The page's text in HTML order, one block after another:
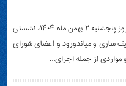
به گزارش روابط عمومی دفتر ارتباط مردمی، روز پنجشنبه ۲ بهمن ماه ۱۴۰۴، نشستی
ساری و میاندورود و اعضای شورای
مواردی از جمله اجرای…